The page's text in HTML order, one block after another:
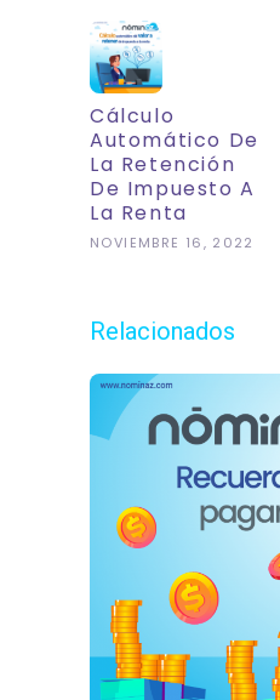
Cálculo
Automático De
La Retención
De Impuesto A
La Renta
NOVIEMBRE 16, 2022
Relacionados